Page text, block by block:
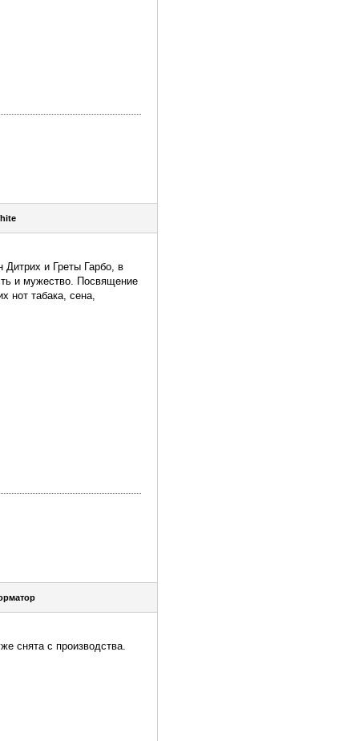
и Греты Гарбо, в
и мужество. Посвящение
нот табака, сена,
снята с производства.